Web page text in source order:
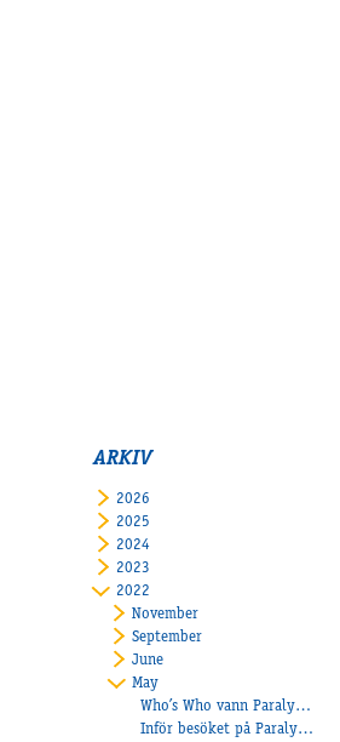
ARKIV
2026
2025
2024
2023
2022
November
September
June
May
Who’s Who vann Paralympiatravet
Inför besöket på Paralympiatravet